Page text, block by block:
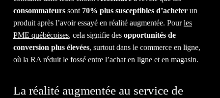
QUE VOUSMÉRITEZ.
DISCUTEZ AVEC NOUS
1-514-360-6383
consommateurs sont 70% plus susceptibles d’acheter un
produit après l’avoir essayé en réalité augmentée. Pourles
PME québécoises, cela signifie des opportunités de
conversion plus élevées, surtout dans le commerce en ligne,
où la RA réduit le fossé entre l’achat en ligne et en magasin.
La réalité augmentée au service de